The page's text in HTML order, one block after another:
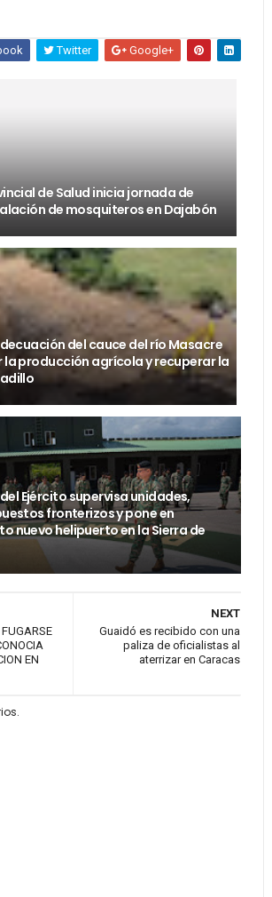
Twitter Google+
de Salud inicia jornada de
de mosquiteros en Dajabón
del cauce del río Masacre
producción agrícola y recuperar la
Ejército supervisa unidades,
fronterizos y pone en
nuevo helipuerto en la Sierra de
NEXT
Guaidó es recibido con una
paliza de oficialistas al
aterrizar en Caracas
EN